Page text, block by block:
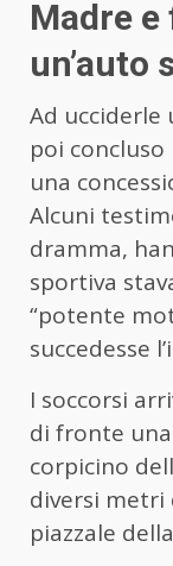
Madre
un’auto
Ad ucciderle
poi
una
Alcuni
dramma,
sportiva
“potente
succedesse
I soccorsi
di fronte
corpicino
diversi metri
piazzale